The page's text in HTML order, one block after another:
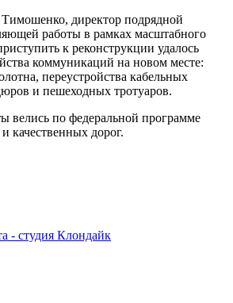
директор подрядной
работы в рамках масштабного
к реконструкции удалось
коммуникаций на новом месте:
переустройства кабельных
и пешеходных тротуаров.
велись по федеральной программе
качественных дорог.
- студия Клондайк